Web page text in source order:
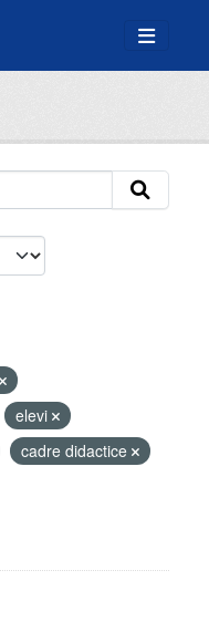
elevi
cadre didactice